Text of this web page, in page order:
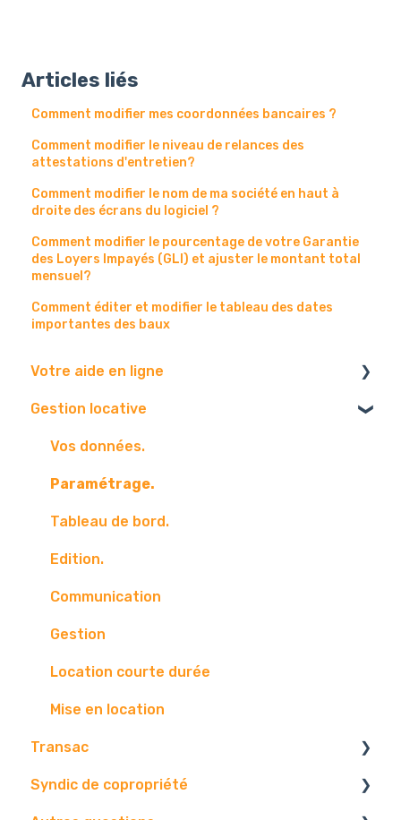
Articles liés
Comment modifier mes coordonnées bancaires ?
Comment modifier le niveau de relances des
attestations d'entretien?
Comment modifier le nom de ma société en haut à
droite des écrans du logiciel ?
Comment modifier le pourcentage de votre Garantie
des Loyers Impayés (GLI) et ajuster le montant total
mensuel?
Comment éditer et modifier le tableau des dates
importantes des baux
Votre aide en ligne
Navigateur
Boite mail
Gestion locative
Vos données.
Paramétrage.
Tableau de bord.
Edition.
Communication
Gestion
Location courte durée
Mise en location
Transac
Paramétrage
Syndic de copropriété